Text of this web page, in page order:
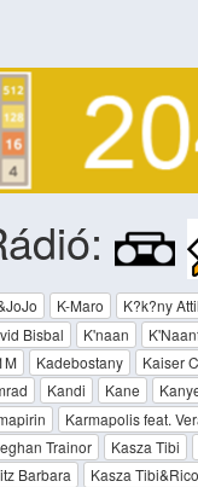
K-Maro K?k?ny
Bisbal
K'naan
Kadebostany Kaiser
Kandi Kane
Karmapolis feat.
Trainor
Kasza Tibi
Barbara
Kasza Tibi&Rico